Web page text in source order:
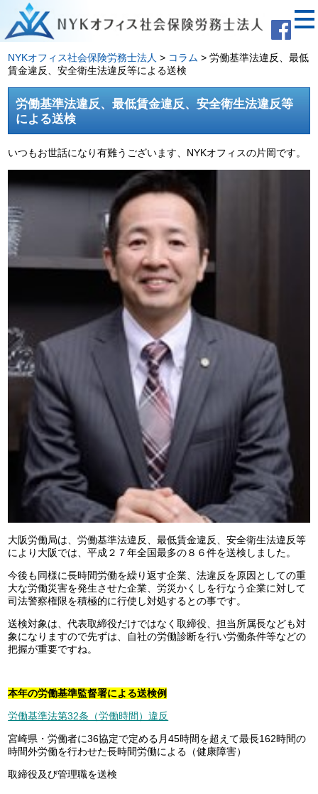
NYKオフィス社会保険労務士法人 > コラム >労働基準法違反、最低
賃金違反、安全衛生法違反等による送検
労働基準法違反、最低賃金違反、安全衛生法違反等
による送検
いつもお世話になり有難うございます、NYKオフィスの片岡です。
大阪労働局は、労働基準法違反、最低賃金違反、安全衛生法違反等
により大阪では、平成２７年全国最多の８６件を送検しました。
今後も同様に長時間労働を繰り返す企業、法違反を原因としての重
大な労働災害を発生させた企業、労災かくしを行なう企業に対して
司法警察権限を積極的に行使し対処するとの事です。
送検対象は、代表取締役だけではなく取締役、担当所属長なども対
象になりますので先ずは、自社の労働診断を行い労働条件等などの
把握が重要ですね。
本年の労働基準監督署による送検例
労働基準法第32条（労働時間）違反
宮崎県・労働者に36協定で定める月45時間を超えて最長162時間の
時間外労働を行わせた長時間労働による（健康障害）
取締役及び管理職を送検